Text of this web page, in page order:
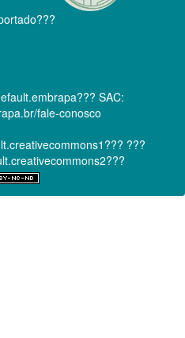
SAC:
fale-conosco
???